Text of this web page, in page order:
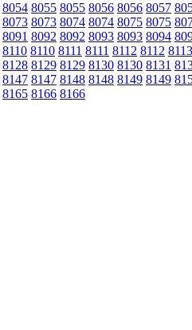
8054 8055 8055 8056 8056 8057
8073 8073 8074 8074 8075 8075
8091 8092 8092 8093 8093 8094
8110 8110 8111 8111 8112 8112 8113
8128 8129 8129 8130 8130 8131
8147 8147 8148 8148 8149 8149
8165 8166 8166